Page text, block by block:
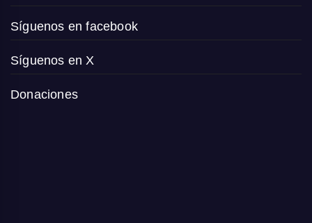
Síguenos en facebook
Síguenos en X
Donaciones